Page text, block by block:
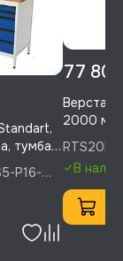
тумба с
P16-
P16-
77
Верстак
2000 мм,
с 6-ю
6-ю
синий
RTS20F-
5005
RTS20F-
5005,
В